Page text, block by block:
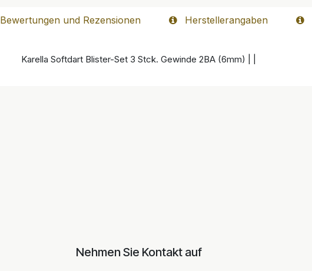
Bewertungen und Rezensionen Herstellerangaben
Karella Softdart Blister-Set 3 Stck. Gewinde 2BA (6mm) | |
Nehmen Sie Kontakt auf